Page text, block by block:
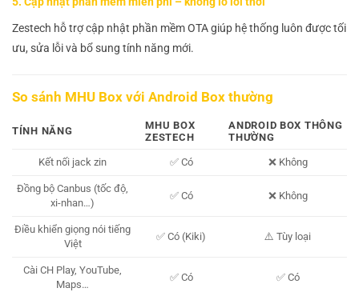
Zestech hỗ trợ cập nhật phần mềm OTA giúp hệ thống luôn được tối
ưu, sửa lỗi và bổ sung tính năng mới.
So sánh MHU Box với Android Box thường
TÍNH NĂNG
MHU BOX
ZESTECH
ANDROID BOX THÔNG
THƯỜNG
Kết nối jack zin ✅ Có ❌ Không
Đồng bộ Canbus (tốc độ,
xi-nhan…)
✅ Có ❌ Không
Điều khiển giọng nói tiếng
Việt
✅ Có (Kiki) ⚠️ Tùy loại
Cài CH Play, YouTube,
Maps…
✅ Có ✅ Có